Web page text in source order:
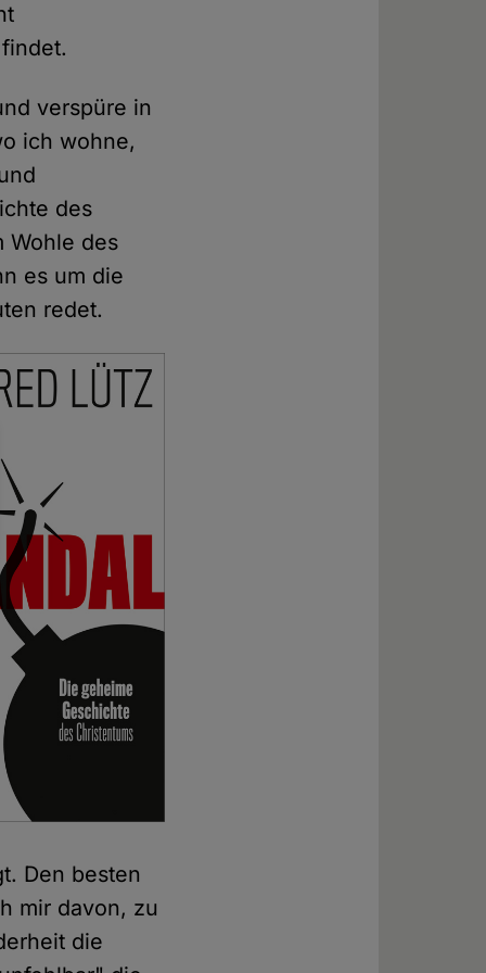
verspüre in
ich wohne,
des
Wohle des
es um die
redet.
Den besten
mir davon, zu
die